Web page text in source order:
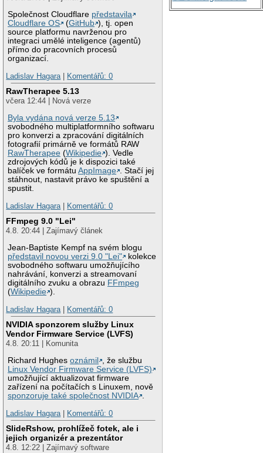
Společnost Cloudflare představila
Cloudflare OS
(GitHub ), tj. open
source platformu navrženou pro
integraci umělé inteligence (agentů)
přímo do pracovních procesů
organizací.
Ladislav Hagara
Komentářů: 0
RawTherapee 5.13
včera 12:44 | Nová verze
Byla vydána nová verze 5.13
svobodného multiplatformního softwaru
pro konverzi a zpracování digitálních
fotografií primárně ve formátů RAW
RawTherapee (Wikipedie ). Vedle
zdrojových kódů je k dispozici také
balíček ve formátuAppImage . Stačí jej
stáhnout, nastavit právo ke spuštění a
spustit.
Ladislav Hagara
Komentářů: 0
FFmpeg 9.0 "Lei"
4.8. 20:44 | Zajímavý článek
Jean-Baptiste Kempf na svém blogu
představil novou verzi 9.0 "Lei"
kolekce
svobodného softwaru umožňujícího
nahrávání, konverzi a streamovaní
digitálního zvuku a obrazu FFmpeg
(Wikipedie ).
Ladislav Hagara
Komentářů: 0
NVIDIA sponzorem služby Linux
Vendor Firmware Service (LVFS)
4.8. 20:11 | Komunita
Richard Hughesoznámil
, že službu
Linux Vendor Firmware Service (LVFS)
umožňující aktualizovat firmware
zařízení na počítačích s Linuxem, nově
sponzoruje také společnost NVIDIA .
Ladislav Hagara | Komentářů: 0
SlideRshow, prohlížeč fotek, ale i
jejich organizér a prezentátor
4.8. 12:22 | Zajímavý software